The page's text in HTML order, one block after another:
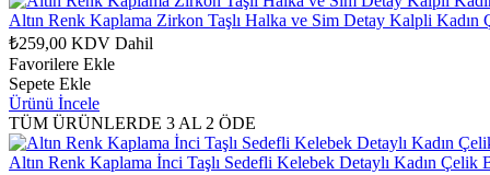
Altın Renk Kaplama Zirkon Taşlı Halka ve Sim Detay Kalpli
₺259,00 KDV Dahil
Favorilere Ekle
Sepete Ekle
Ürünü İncele
TÜM ÜRÜNLERDE 3 AL 2 ÖDE
Altın Renk Kaplama İnci Taşlı Sedefli Kelebek Detaylı Kadın Çelik